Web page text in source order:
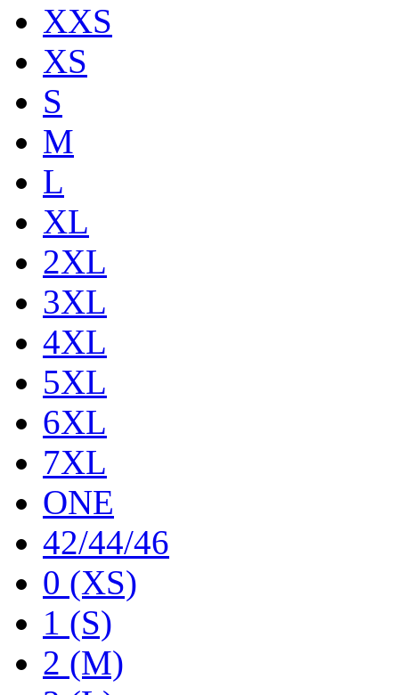
XXS
XS
S
M
L
XL
2XL
3XL
4XL
5XL
6XL
7XL
ONE
42/44/46
0 (XS)
1 (S)
2 (M)